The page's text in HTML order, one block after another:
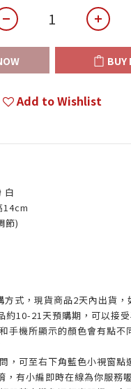
BUY
Add to Wishlist
白
14cm
節)
式，現貨商品2天內出貨，
約10-21天預購期，可以接
手機所顯示的顏色會有點不
，可至右下角藍色小視窗點
，有小編即時在線為你服務